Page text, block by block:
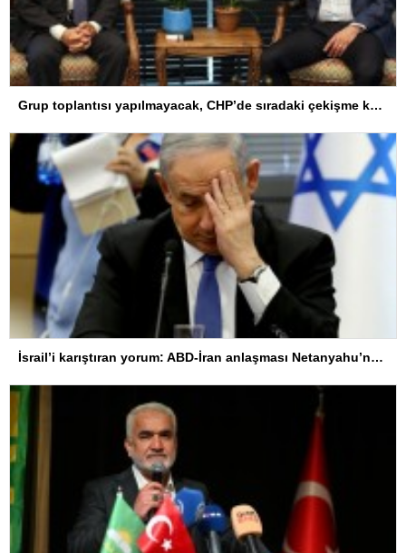
Grup toplantısı yapılmayacak, CHP’de sıradaki çekişme kurultay konusunda
İsrail’i karıştıran yorum: ABD-İran anlaşması Netanyahu’nun yenilgisi anlamına geliyor